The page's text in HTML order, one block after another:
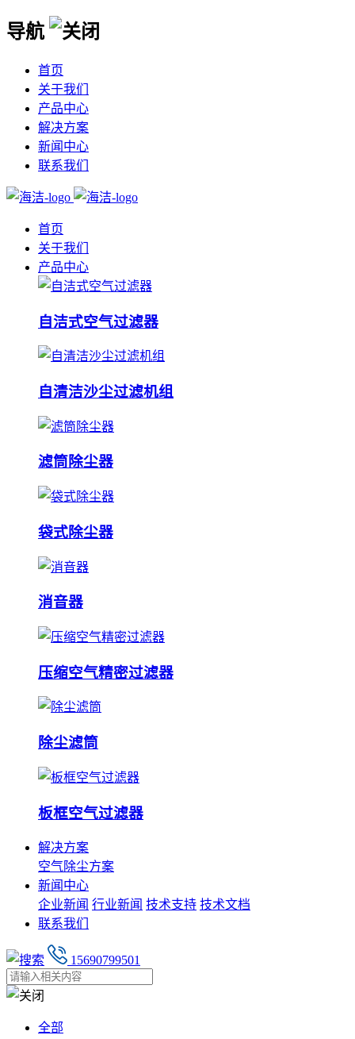
导航
首页
关于我们
产品中心
解决方案
新闻中心
联系我们
首页
关于我们
产品中心
自洁式空气过滤器
自清洁沙尘过滤机组
滤筒除尘器
袋式除尘器
消音器
压缩空气精密过滤器
除尘滤筒
板框空气过滤器
解决方案
空气除尘方案
新闻中心
企业新闻 行业新闻 技术支持 技术文档
联系我们
15690799501
全部